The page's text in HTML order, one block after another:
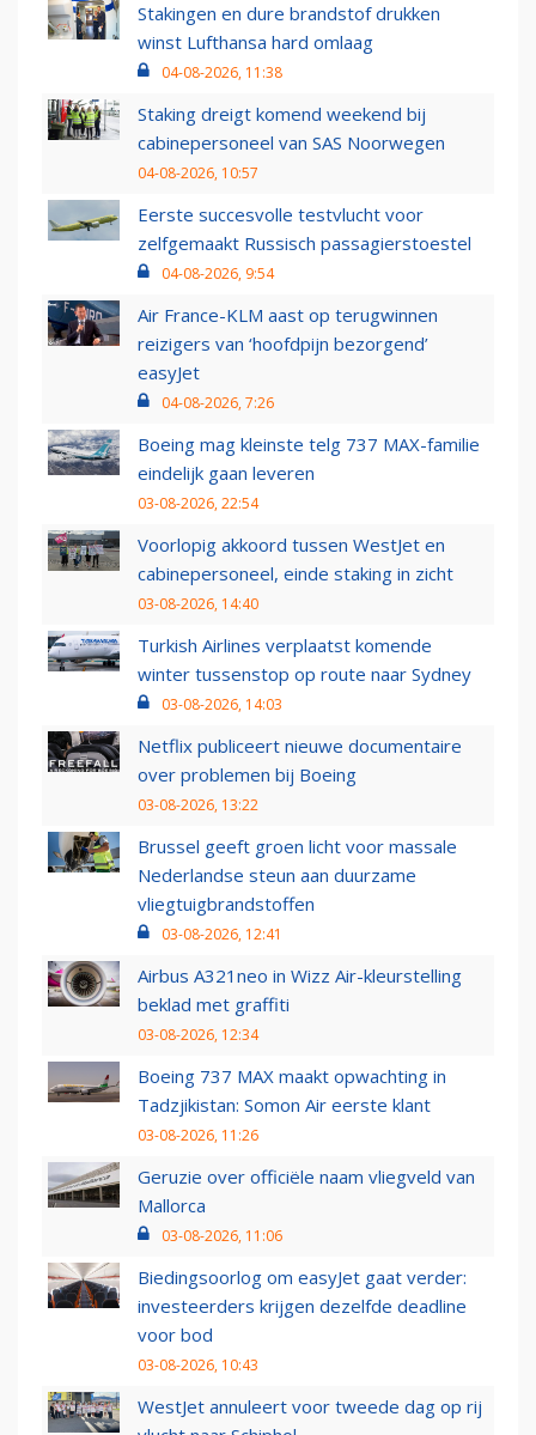
Stakingen en dure brandstof drukken
winst Lufthansa hard omlaag
04-08-2026, 11:38
Staking dreigt komend weekend bij
cabinepersoneel van SAS Noorwegen
04-08-2026, 10:57
Eerste succesvolle testvlucht voor
zelfgemaakt Russisch passagierstoestel
04-08-2026, 9:54
Air France-KLM aast op terugwinnen
reizigers van ‘hoofdpijn bezorgend’
easyJet
04-08-2026, 7:26
Boeing mag kleinste telg 737 MAX-familie
eindelijk gaan leveren
03-08-2026, 22:54
Voorlopig akkoord tussen WestJet en
cabinepersoneel, einde staking in zicht
03-08-2026, 14:40
Turkish Airlines verplaatst komende
winter tussenstop op route naar Sydney
03-08-2026, 14:03
Netflix publiceert nieuwe documentaire
over problemen bij Boeing
03-08-2026, 13:22
Brussel geeft groen licht voor massale
Nederlandse steun aan duurzame
vliegtuigbrandstoffen
03-08-2026, 12:41
Airbus A321neo in Wizz Air-kleurstelling
beklad met graffiti
03-08-2026, 12:34
Boeing 737 MAX maakt opwachting in
Tadzjikistan: Somon Air eerste klant
03-08-2026, 11:26
Geruzie over officiële naam vliegveld van
Mallorca
03-08-2026, 11:06
Biedingsoorlog om easyJet gaat verder:
investeerders krijgen dezelfde deadline
voor bod
03-08-2026, 10:43
WestJet annuleert voor tweede dag op rij